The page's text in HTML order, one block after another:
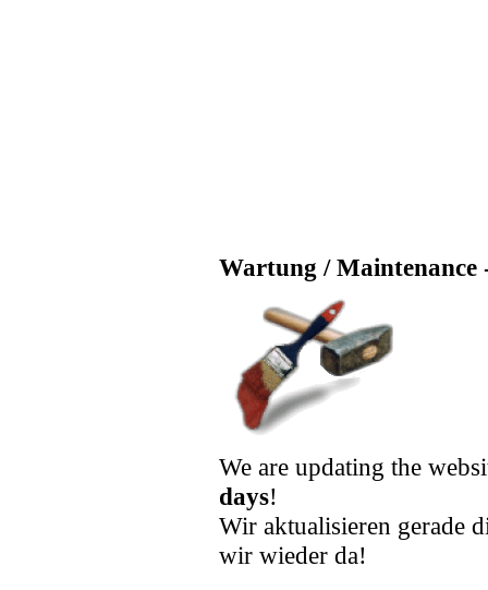
Wartung / Maintenance
We are updating the
days!
Wir aktualisieren gerade
wir wieder da!